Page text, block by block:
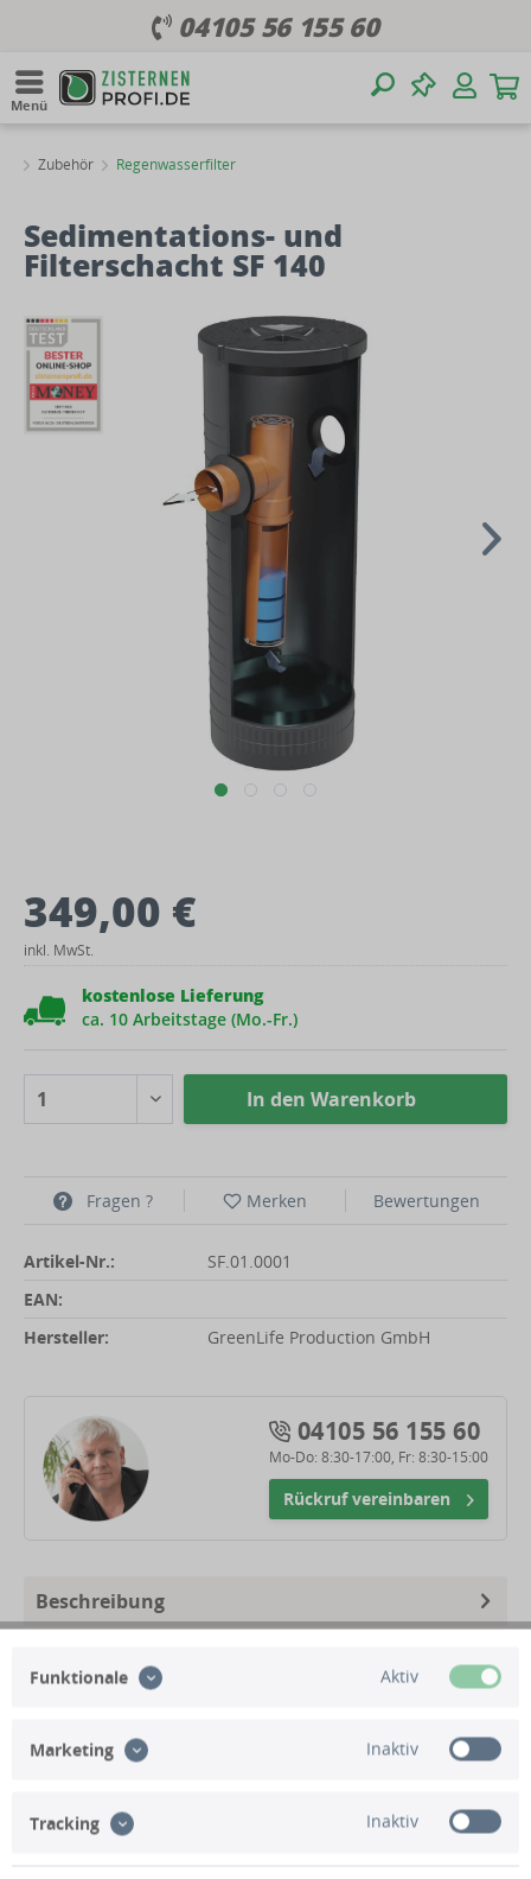
04105 56 155 60
Menü
Zubehör Regenwasserfilter
Sedimentations- und
Filterschacht SF 140
349,00 €
inkl. MwSt.
kostenlose Lieferung
ca. 10 Arbeitstage (Mo.-Fr.)
In den Warenkorb
Fragen ? Merken Bewertungen
Artikel-Nr.:
SF.01.0001
EAN:
Hersteller:
GreenLife Production GmbH
04105 56 155 60
Mo-Do: 8:30-17:00, Fr: 8:30-15:00
Rückruf vereinbaren
Beschreibung
Technische Daten
Kundenbewertungen
Funktionale Aktiv
Marketing Inaktiv
Tracking Inaktiv